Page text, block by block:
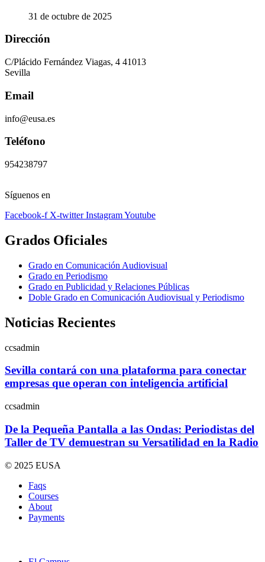
31 de octubre de 2025
Dirección
C/Plácido Fernández Viagas, 4 41013
Sevilla
Email
info@eusa.es
Teléfono
954238797
Síguenos en
Facebook-f X-twitter InstagramYoutube
Grados Oficiales
Grado en Comunicación Audiovisual
Grado en Periodismo
Grado en Publicidad y Relaciones Públicas
Doble Grado en Comunicación Audiovisual y Periodismo
Noticias Recientes
ccsadmin
Sevilla contará con una plataforma para conectar
empresas que operan con inteligencia artificial
ccsadmin
De la Pequeña Pantalla a las Ondas: Periodistas del
Taller de TV demuestran su Versatilidad en la Radio
© 2025 EUSA
Faqs
Courses
About
Payments